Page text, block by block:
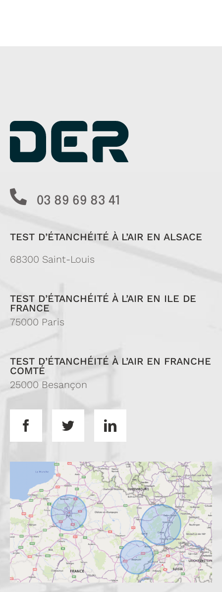
03 89 69 83 41
TEST D’ÉTANCHÉITÉ À L’AIR EN ALSACE
68300 Saint-Louis
TEST D’ÉTANCHÉITÉ À L’AIR EN ILE DE
FRANCE
75000 Paris
TEST D’ÉTANCHÉITÉ À L’AIR EN FRANCHE
COMTÉ
25000 Besançon